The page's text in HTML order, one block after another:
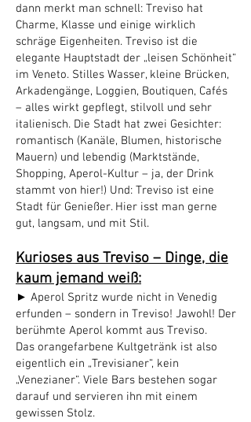
dann merkt man schnell: Treviso hat
Charme, Klasse und einige wirklich
schräge Eigenheiten. Treviso ist die
elegante Hauptstadt der „leisen Schönheit“
im Veneto. Stilles Wasser, kleine Brücken,
Arkadengänge, Loggien, Boutiquen, Cafés
– alles wirkt gepflegt, stilvoll und sehr
italienisch. Die Stadt hat zwei Gesichter:
romantisch (Kanäle, Blumen, historische
Mauern) und lebendig (Marktstände,
Shopping, Aperol-Kultur – ja, der Drink
stammt von hier!) Und: Treviso ist eine
Stadt für Genießer. Hier isst man gerne
gut, langsam, und mit Stil.
Kurioses aus Treviso – Dinge, die
kaum jemand weiß:
► Aperol Spritz wurde nicht in Venedig
erfunden – sondern in Treviso! Jawohl! Der
berühmte Aperol kommt aus Treviso.
Das orangefarbene Kultgetränk ist also
eigentlich ein „Trevisianer“, kein
„Venezianer“. Viele Bars bestehen sogar
darauf und servieren ihn mit einem
gewissen Stolz.